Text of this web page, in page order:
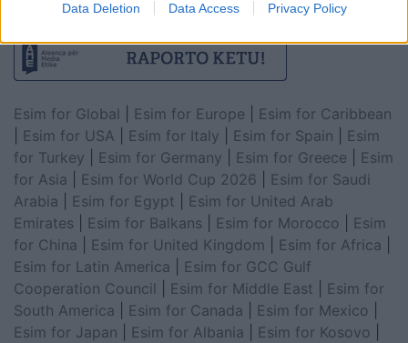
Data Deletion Data Access Privacy Policy
Esim for Global Esim for Europe
Esim for Caribbean
Esim for USA Esim for Italy Esim for Spain
Esim
for Turkey
Esim for Germany Esim for Greece
Esim
for Asia
Esim for World Cup 2026
Esim for Saudi
Arabia
Esim for Egypt
Esim for United Arab
Emirates
Esim for Balkans Esim for Morocco
Esim
for China
Esim for United Kingdom Esim for Africa
Esim for Latin America
Esim for GCC Gulf
Cooperation Council
Esim for Middle East
Esim for
South America
Esim for Canada Esim for Mexico
Esim for Japan
Esim for Albania Esim for Kosovo